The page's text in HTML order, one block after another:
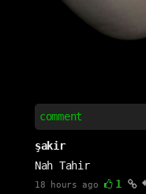
comment
şakir
Nah Tahir
18 hours ago 1